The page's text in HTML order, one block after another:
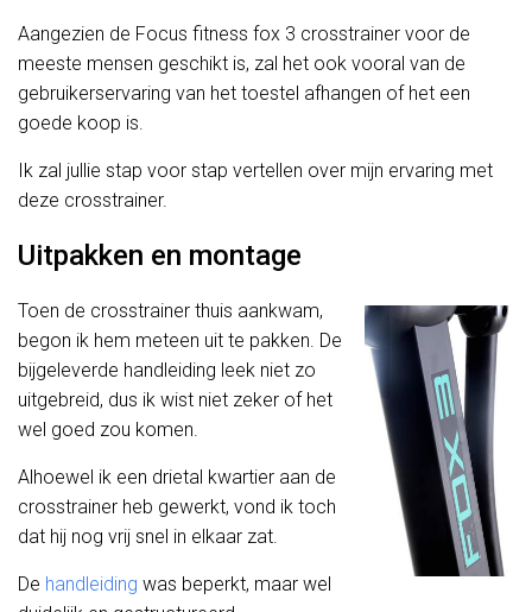
Aangezien de Focus fitness fox 3 crosstrainer voor de
meeste mensen geschikt is, zal het ook vooral van de
gebruikerservaring van het toestel afhangen of het een
goede koop is.
Ik zal jullie stap voor stap vertellen over mijn ervaring met
deze crosstrainer.
Uitpakken en montage
Toen de crosstrainer thuis aankwam,
begon ik hem meteen uit te pakken. De
bijgeleverde handleiding leek niet zo
uitgebreid, dus ik wist niet zeker of het
wel goed zou komen.
Alhoewel ik een drietal kwartier aan de
crosstrainer heb gewerkt, vond ik toch
dat hij nog vrij snel in elkaar zat.
De handleiding was beperkt, maar wel